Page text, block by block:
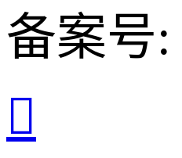
备案号:
